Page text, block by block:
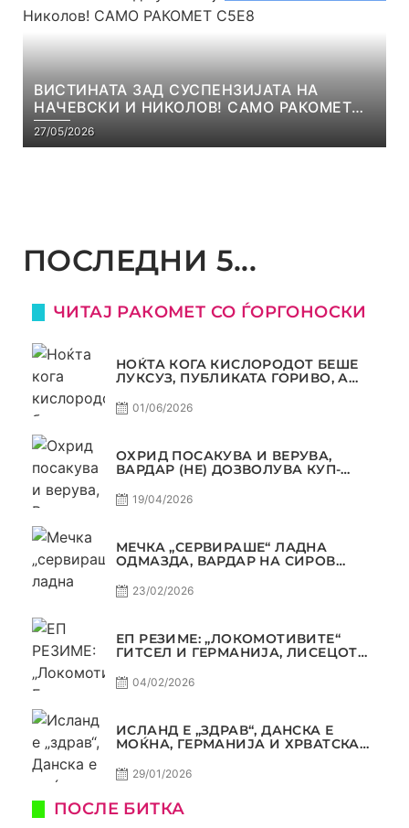
ВИСТИНАТА ЗАД СУСПЕНЗИЈАТА НА
НАЧЕВСКИ И НИКОЛОВ! САМО РАКОМЕТ
С5Е8
27/05/2026
ПОСЛЕДНИ 5...
ЧИТАЈ РАКОМЕТ СО ЃОРГОНОСКИ
НОЌТА КОГА КИСЛОРОДОТ БЕШЕ
ЛУКСУЗ, ПУБЛИКАТА ГОРИВО, А
01/06/2026
ОХРИД ПОСАКУВА И ВЕРУВА,
ВАРДАР (НЕ) ДОЗВОЛУВА КУП-
19/04/2026
МЕЧКА „СЕРВИРАШЕ“ ЛАДНА
ОДМАЗДА, ВАРДАР НА СИРОВ
АВТОКОМАНДА
23/02/2026
ЕП РЕЗИМЕ: „ЛОКОМОТИВИТЕ“
ГИТСЕЛ И ГЕРМАНИЈА, ЛИСЕЦОТ
04/02/2026
ИСЛАНД Е „ЗДРАВ“, ДАНСКА Е
МОЌНА, ГЕРМАНИЈА И ХРВАТСКА
29/01/2026
ПОСЛЕ БИТКА